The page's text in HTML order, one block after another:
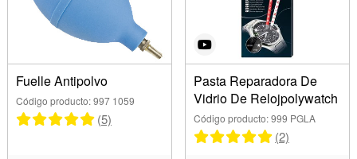
Marca
Elma (2)
Types
Fuelle Antipolvo
Código producto: 997 1059
(5)
Pasta Reparadora De
Vidrio De Relojpolywatch
Código producto: 999 PGLA
(2)